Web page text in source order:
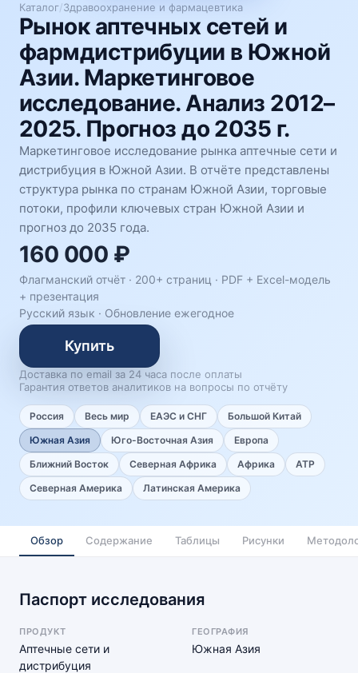
Каталог/Здравоохранение и фармацевтика
Рынок аптечных сетей и
фармдистрибуции в Южной
Азии. Маркетинговое
исследование. Анализ 2012–
2025. Прогноз до 2035 г.
Маркетинговое исследование рынка аптечные сети и
дистрибуция в Южной Азии. В отчёте представлены
структура рынка по странам Южной Азии, торговые
потоки, профили ключевых стран Южной Азии и
прогноз до 2035 года.
160 000 ₽
Флагманский отчёт · 200+ страниц · PDF + Excel-модель
+ презентация
Русский язык · Обновление ежегодное
Купить
Доставка по email за 24 часа после оплаты
Гарантия ответов аналитиков на вопросы по отчёту
Россия Весь мир ЕАЭС и СНГ
Большой Китай
Южная Азия
Юго-Восточная Азия
Европа
Ближний Восток
Северная Африка Африка
АТР
Северная Америка
Латинская Америка
Обзор Содержание Таблицы Рисунки
Паспорт исследования
ПРОДУКТ
Аптечные сети и
дистрибуция
ГЕОГРАФИЯ
Южная Азия